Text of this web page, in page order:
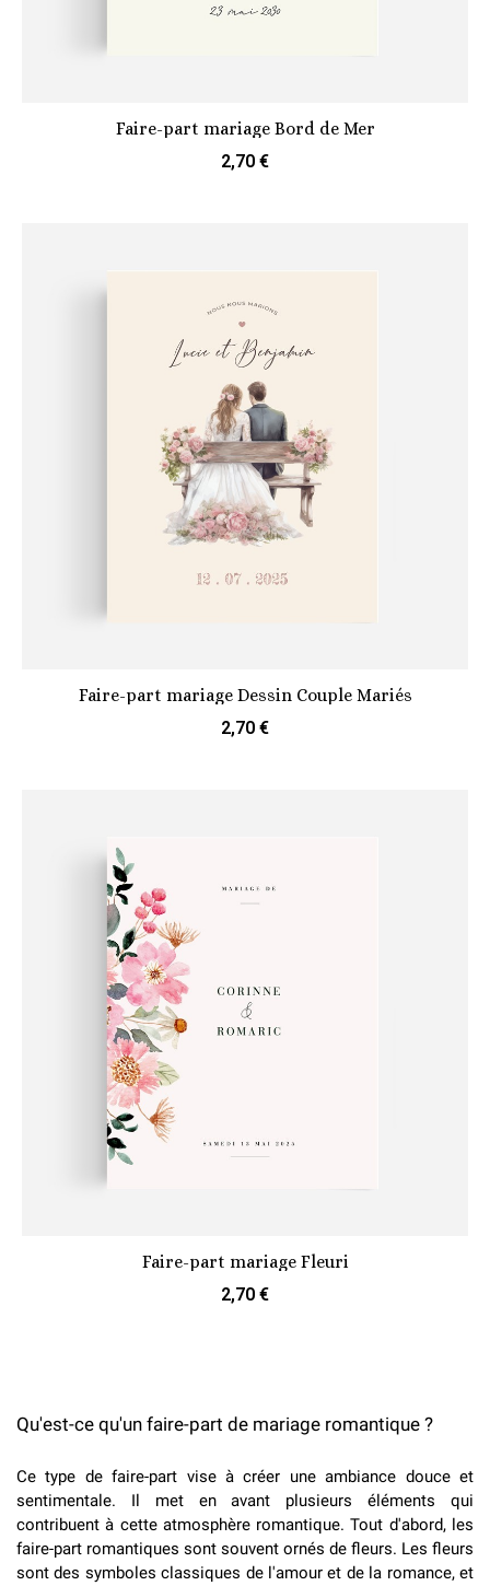
Faire-part mariage Bord de Mer
2,70 €
Faire-part mariage Dessin Couple Mariés
2,70 €
Faire-part mariage Fleuri
2,70 €
Qu'est-ce qu'un faire-part de mariage romantique ?
Ce type de faire-part vise à créer une ambiance douce et
sentimentale. Il met en avant plusieurs éléments qui
contribuent à cette atmosphère romantique. Tout d'abord, les
faire-part romantiques sont souvent ornés de fleurs. Les fleurs
sont des symboles classiques de l'amour et de la romance, et